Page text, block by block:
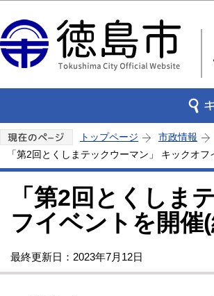
トップページ 市政情報
「第2回とくしまテックウーマン」 キックオ
「第2回とくしま
フイベントを開催
最終更新日：2023年7月12日